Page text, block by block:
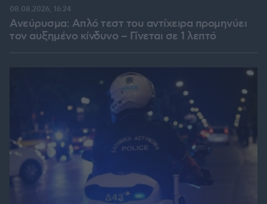
Ανεύρυσμα: Απλό τεστ του αντίχειρα προμηνύει
τον αυξημένο κίνδυνο – Γίνεται σε 1 λεπτό
08.08.2026, 16:24